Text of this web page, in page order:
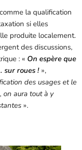
la qualification
si elles
produite localement.
des discussions,
: « On espère que
sur roues ! »,
des usages et le
on aura tout à y
».